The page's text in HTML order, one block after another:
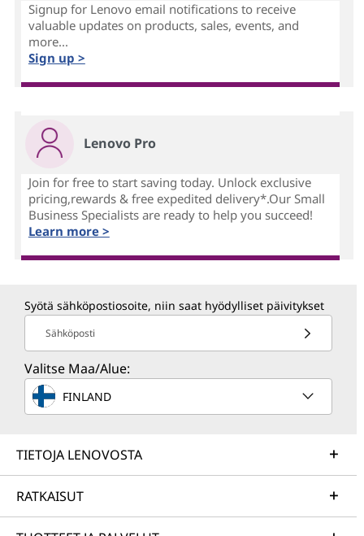
Signup for Lenovo email notifications to receive
valuable updates on products, sales, events, and
more...
Sign up >
Lenovo Pro
Join for free to start saving today. Unlock exclusive
pricing,rewards & free expedited delivery*.Our Small
Business Specialists are ready to help you succeed!
Learn more >
Syötä sähköpostiosoite, niin saat hyödylliset päivitykset
Sähköposti
Valitse Maa/Alue:
FINLAND
TIETOJA LENOVOSTA
RATKAISUT